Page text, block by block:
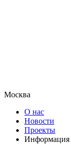
Москва
О нас
Новости
Проекты
Информация